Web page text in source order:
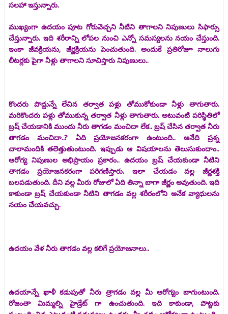
సలహా ఇస్తున్నారు.
ముఖ్యంగా ఉదయం పూట గోరువెచ్చని నీటిని తాగాలని నిపుణులు సిఫార్సు
చేస్తున్నారు. ఇది శరీరాన్ని లోపల నుంచి ఎన్నో సమస్యలను నయం చేస్తుంది.
ఇంకా జీవక్రియను, జీర్ణక్రియను పెంచుతుంది. అందుకే ప్రతిరోజూ నాలుగు
లీటర్లకు పైగా నీళ్లు తాగాలని సూచిస్తారు నిపుణులు..
కొందరు పొద్దున్నే లేచిన తర్వాత పళ్లు తోముకోకుండా నీళ్లు తాగుతారు.
మరికొందరు పళ్లు తోముకున్న తర్వాత నీళ్లు తాగుతారు. అటువంటి పరిస్థితిలో
బ్రష్ చేయడానికి ముందు నీరు తాగడం మంచిదా లేక.. బ్రష్ చేసిన తర్వాత నీరు
తాగడం మంచిదా..? ఏది ప్రయోజనకరంగా ఉంటుంది.. అనేది ప్రశ్న
చాలామందికి తలెత్తుతుంటుంది. ఇప్పుడు ఆ విషయాలను తెలుసుకుందాం..
ఆరోగ్య నిపుణుల అభిప్రాయం ప్రకారం.. ఉదయం బ్రష్ చేయకుండా నీటిని
తాగడం ప్రయోజనకరంగా పరిగణిస్తారు. ఇలా చేయడం వల్ల జీర్ణశక్తి
బలపడుతుంది. దీని వల్ల మీరు రోజులో ఏది తిన్నా బాగా జీర్ణం అవుతుంది. ఇది
కాకుండా బ్రష్ చేయకుండా నీటిని తాగడం వల్ల శరీరంలోని అనేక వ్యాధులను
నయం చేయవచ్చు.
ఉదయం వేళ నీరు తాగడం వల్ల కలిగే ప్రయోజనాలు..
ఉదయాన్నే ఖాళీ కడుపుతో నీరు త్రాగడం వల్ల మీ ఆరోగ్యం బాగుంటుంది.
రోజంతా మిమ్మల్ని హైడ్రేట్ గా ఉంచుతుంది. ఇది కాకుండా, పొట్టకు